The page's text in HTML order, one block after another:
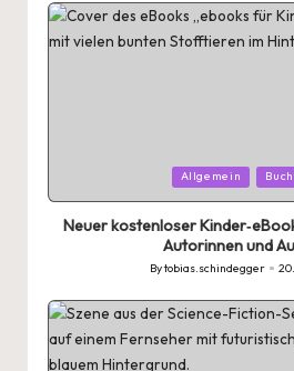
in
Allgemein
Neuer kostenloser
Autorinnen und
Posted
Bytobias.schindegger